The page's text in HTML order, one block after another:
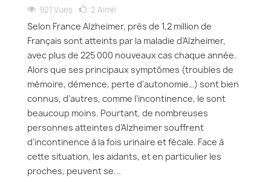
921 Vues 2 Aimé
Selon France Alzheimer, près de 1,2 million de
Français sont atteints par la maladie d’Alzheimer,
avec plus de 225 000 nouveaux cas chaque année.
Alors que ses principaux symptômes (troubles de
mémoire, démence, perte d’autonomie…) sont bien
connus, d’autres, comme l’incontinence, le sont
beaucoup moins. Pourtant, de nombreuses
personnes atteintes d’Alzheimer souffrent
d’incontinence à la fois urinaire et fécale. Face à
cette situation, les aidants, et en particulier les
proches, peuvent se...